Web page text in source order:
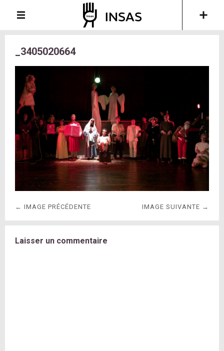
_3405020664
← IMAGE PRÉCÉDENTE IMAGE SUIVANTE →
Laisser un commentaire